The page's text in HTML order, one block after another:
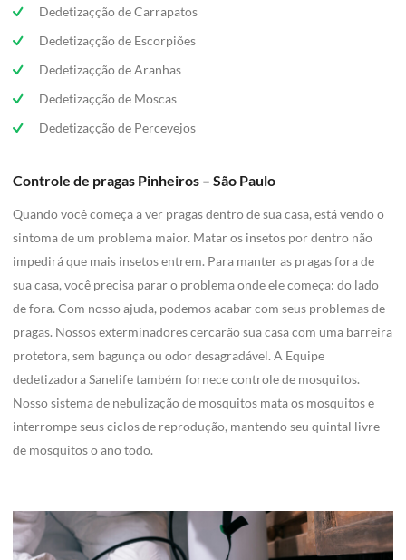
Dedetizaçção de Carrapatos
Dedetizaçção de Escorpiões
Dedetizaçção de Aranhas
Dedetizaçção de Moscas
Dedetizaçção de Percevejos
Controle de pragas Pinheiros – São Paulo
Quando você começa a ver pragas dentro de sua casa, está vendo o
sintoma de um problema maior. Matar os insetos por dentro não
impedirá que mais insetos entrem. Para manter as pragas fora de
sua casa, você precisa parar o problema onde ele começa: do lado
de fora. Com nosso ajuda, podemos acabar com seus problemas de
pragas. Nossos exterminadores cercarão sua casa com uma barreira
protetora, sem bagunça ou odor desagradável. A Equipe
dedetizadora Sanelife também fornece controle de mosquitos.
Nosso sistema de nebulização de mosquitos mata os mosquitos e
interrompe seus ciclos de reprodução, mantendo seu quintal livre
de mosquitos o ano todo.